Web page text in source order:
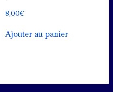
8,00€
Ajouter au panier